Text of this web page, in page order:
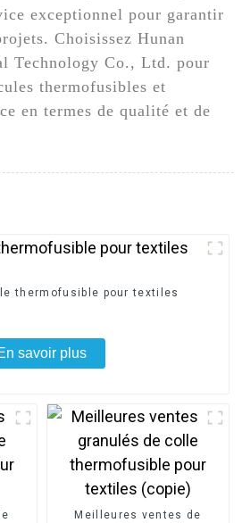
exceptionnel pour garantir
Choisissez Hunan
Technology Co., Ltd. pour
thermofusibles et
en termes de qualité et de
thermofusible pour textiles
savoir plus
Meilleures ventes de